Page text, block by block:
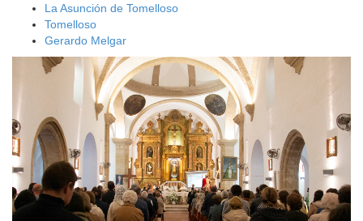
La Asunción de Tomelloso
Tomelloso
Gerardo Melgar